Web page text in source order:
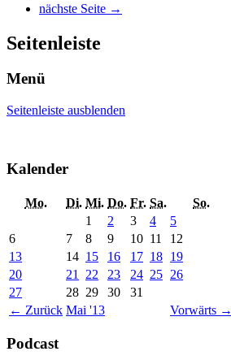
nächste Seite →
Seitenleiste
Menü
Seitenleiste ausblenden
Kalender
Mo. Di. Mi. Do. Fr. Sa. So.
← Zurück Mai '13 Vorwärts →
1 2 3 4
5
6
7 8 9 10 11
12
13
14 15 16 17 18 19
20
21 22 23 24 25 26
27
28 29 30 31
Podcast